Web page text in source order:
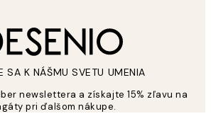
SA K NÁŠMU SVETU UMENIA
newslettera a získajte 15% zľavu na
pri ďalšom nákupe.